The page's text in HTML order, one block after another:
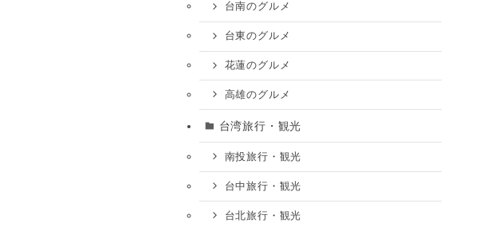
台南のグルメ
台東のグルメ
花蓮のグルメ
高雄のグルメ
台湾旅行・観光
南投旅行・観光
台中旅行・観光
台北旅行・観光